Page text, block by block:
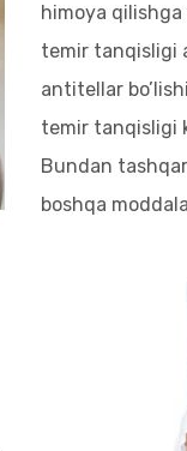
himoya
temir tanqisligi
antitellar
temir tanqisligi
Bundan
boshqa